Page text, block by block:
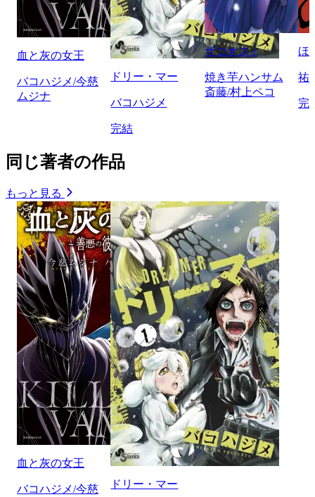
血と灰の女王
バコハジメ/今慈
ムジナ
ドリー・マー
バコハジメ
完結
ザコオス♂
焼き芋ハンサム
斎藤/村上ペコ
ほ
祐
完
同じ著者の作品
もっと見る
血と灰の女王
バコハジメ/今慈
ドリー・マー